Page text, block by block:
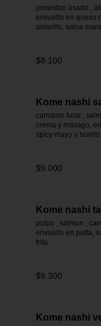
pimenton asado ,
envuelto en queso
amarillo, salsa
$8.100
Kome nashi
camaron furai ,
crema y masago,
spicy mayo y bonito
$9.000
Kome nashi
pulpo , salmon ,
envuelto en palta,
frita
$9.300
Kome nashi